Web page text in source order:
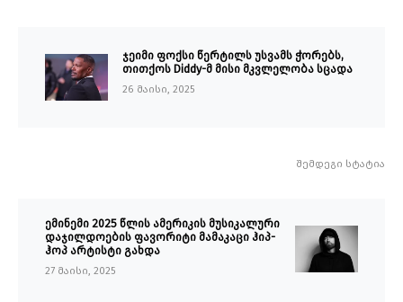
ჯეიმი ფოქსი წერტილს უსვამს ჭორებს,
თითქოს Diddy-მ მისი მკვლელობა სცადა
26 მაისი, 2025
შემდეგი სტატია
ემინემი 2025 წლის ამერიკის მუსიკალური
დაჯილდოების ფავორიტი მამაკაცი ჰიპ-
ჰოპ არტისტი გახდა
27 მაისი, 2025